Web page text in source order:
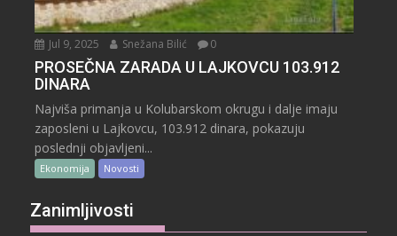
Jul 9, 2025 Snežana Bilić 0
PROSEČNA ZARADA U LAJKOVCU 103.912
DINARA
Najviša primanja u Kolubarskom okrugu i dalje imaju
zaposleni u Lajkovcu, 103.912 dinara, pokazuju
poslednji objavljeni...
Ekonomija Novosti
Zanimljivosti